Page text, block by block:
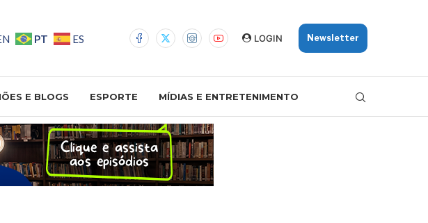
PT ES LOGIN Newsletter
E BLOGS ESPORTE MÍDIAS E ENTRETENIMENTO